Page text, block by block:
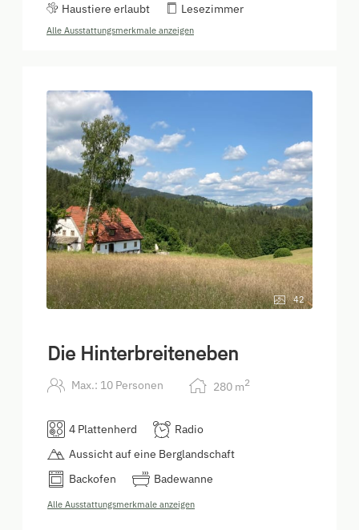
Haustiere erlaubt
Lesezimmer
Alle Ausstattungsmerkmale anzeigen
42
Die Hinterbreiteneben
Max.: 10 Personen 280 m2
4 Plattenherd
Radio
Aussicht auf eine Berglandschaft
Backofen
Badewanne
Alle Ausstattungsmerkmale anzeigen